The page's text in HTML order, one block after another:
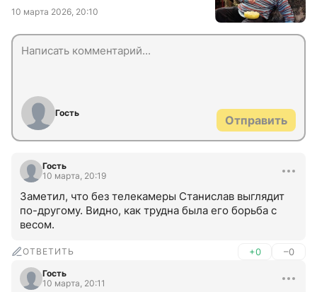
10 марта 2026, 20:10
Гость
Отправить
Гость
10 марта, 20:19
Заметил, что без телекамеры Станислав выглядит
по-другому. Видно, как трудна была его борьба с
весом.
ОТВЕТИТЬ +0 –0
Гость
10 марта, 20:11